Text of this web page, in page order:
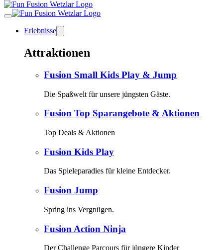
Erlebnisse
Attraktionen
Fusion Small Kids Play & Jump
Die Spaßwelt für unsere jüngsten Gäste.
Fusion Top Sparangebote & Aktionen
Top Deals & Aktionen
Fusion Kids Play
Das Spieleparadies für kleine Entdecker.
Fusion Jump
Spring ins Vergnügen.
Fusion Action Ninja
Der Challenge Parcours für jüngere Kinder